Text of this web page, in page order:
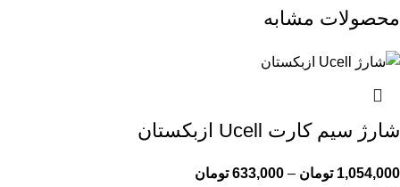
محصولات مشابه
شارژ سیم کارت Ucell ازبکستان
1,054,000 تومان –
633,000 تومان